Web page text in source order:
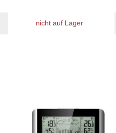
nicht auf Lager